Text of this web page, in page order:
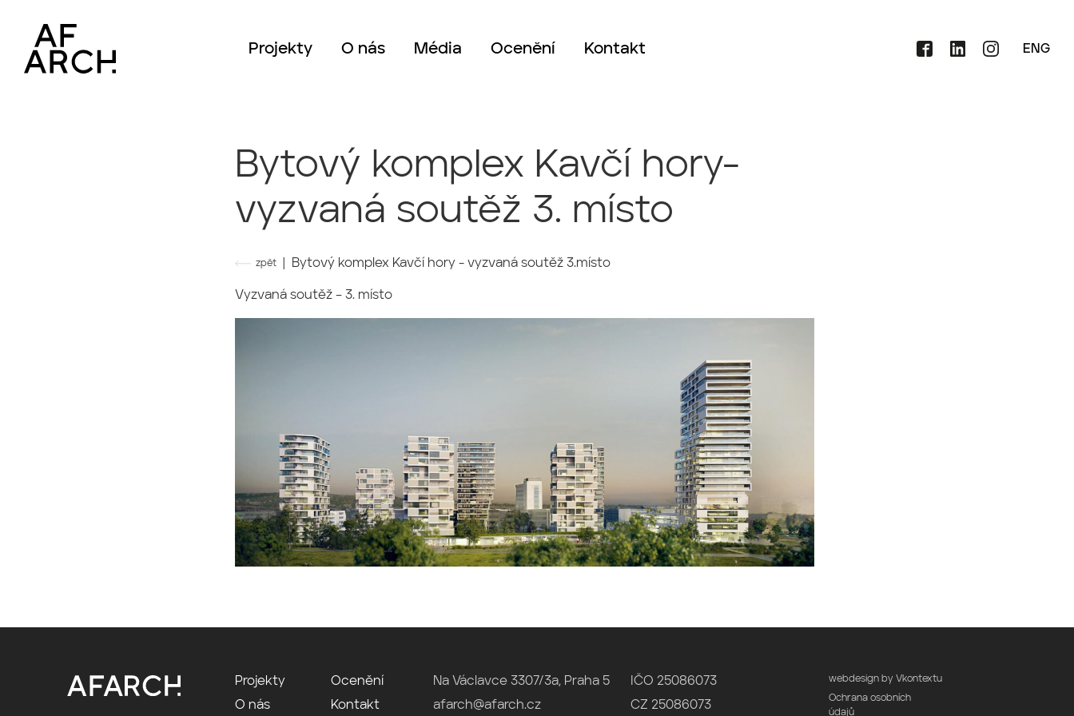
Projekty O nás Média Ocenění Kontakt ENG
Bytový komplex Kavčí hory-
vyzvaná soutěž 3. místo
zpět | Bytový komplex Kavčí hory - vyzvaná soutěž 3.místo
Vyzvaná soutěž – 3. místo
Projekty
O nás
Ocenění
Kontakt
Na Václavce 3307/3a, Praha 5
afarch@afarch.cz
IČO 25086073
CZ 25086073
webdesign by Vkontextu
Ochrana osobních
údajů